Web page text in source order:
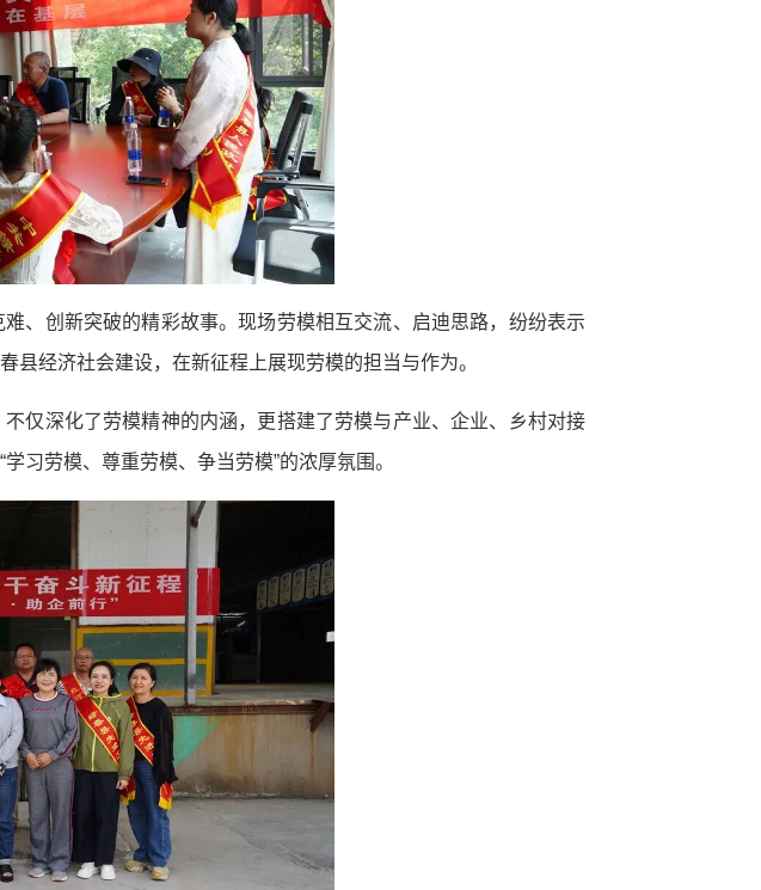
、创新突破的精彩故事。现场劳模相互交流、启迪思路，纷纷表示
经济社会建设，在新征程上展现劳模的担当与作为。
仅深化了劳模精神的内涵，更搭建了劳模与产业、企业、乡村对接
习劳模、尊重劳模、争当劳模”的浓厚氛围。